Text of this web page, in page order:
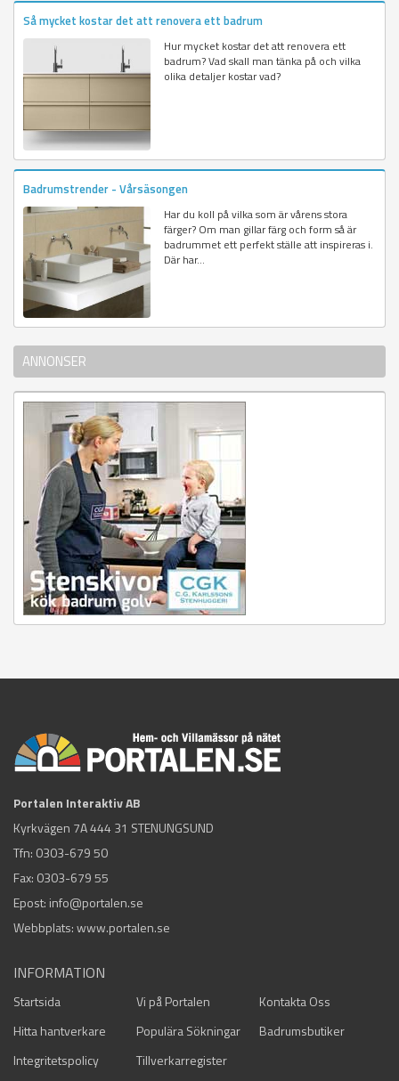
Så mycket kostar det att renovera ett badrum
Hur mycket kostar det att renovera ett
badrum? Vad skall man tänka på och vilka
olika detaljer kostar vad?
Badrumstrender - Vårsäsongen
Har du koll på vilka som är vårens stora
färger? Om man gillar färg och form så är
badrummet ett perfekt ställe att inspireras i.
Där har...
ANNONSER
Portalen Interaktiv AB
Kyrkvägen 7A 444 31 STENUNGSUND
Tfn: 0303-679 50
Fax: 0303-679 55
Epost: info@portalen.se
Webbplats: www.portalen.se
INFORMATION
Startsida Vi på Portalen
Kontakta Oss
Hitta hantverkare
Populära Sökningar
Badrumsbutiker
Integritetspolicy
Tillverkarregister